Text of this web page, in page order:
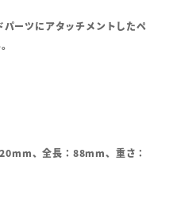
ーツにアタッチメントしたペ
、全長：88mm、重さ：